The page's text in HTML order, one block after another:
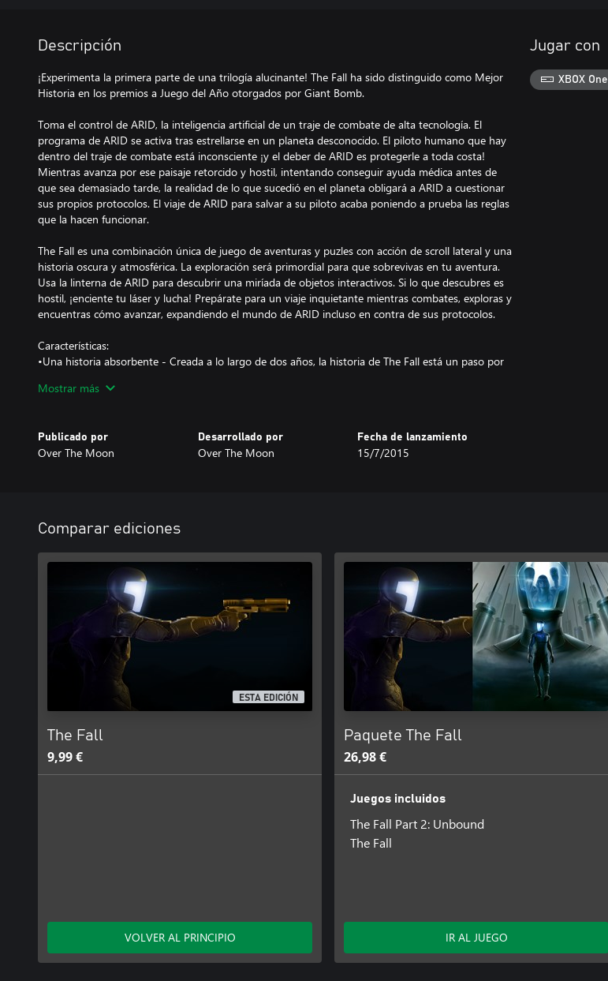
Descripción
¡Experimenta la primera parte de una trilogía alucinante! The Fall ha sido distinguido como Mejor
Historia en los premios a Juego del Año otorgados por Giant Bomb.
Toma el control de ARID, la inteligencia artificial de un traje de combate de alta tecnología. El
programa de ARID se activa tras estrellarse en un planeta desconocido. El piloto humano que hay
dentro del traje de combate está inconsciente ¡y el deber de ARID es protegerle a toda costa!
Mientras avanza por ese paisaje retorcido y hostil, intentando conseguir ayuda médica antes de
que sea demasiado tarde, la realidad de lo que sucedió en el planeta obligará a ARID a cuestionar
sus propios protocolos. El viaje de ARID para salvar a su piloto acaba poniendo a prueba las reglas
que la hacen funcionar.
The Fall es una combinación única de juego de aventuras y puzles con acción de scroll lateral y una
historia oscura y atmosférica. La exploración será primordial para que sobrevivas en tu aventura.
Usa la linterna de ARID para descubrir una miríada de objetos interactivos. Si lo que descubres es
hostil, ¡enciente tu láser y lucha! Prepárate para un viaje inquietante mientras combates, exploras y
encuentras cómo avanzar, expandiendo el mundo de ARID incluso en contra de sus protocolos.
Características:
•Una historia absorbente - Creada a lo largo de dos años, la historia de The Fall está un paso por
•Integración entre historia y jugabilidad - Los jugadores encontrarán retos que les forzarán a
Mostrar más
Publicado por
Over The Moon
Desarrollado por
Over The Moon
Fecha de lanzamiento
15/7/2015
Jugar con
XBOX One
Comparar ediciones
ESTA EDICIÓN
The Fall
9,99 €
VOLVER AL PRINCIPIO
Paquete The Fall
26,98 €
Juegos incluidos
The Fall Part 2: Unbound
The Fall
IR AL JUEGO